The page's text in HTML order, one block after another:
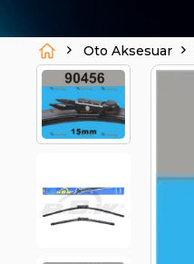
Oto Aksesuar